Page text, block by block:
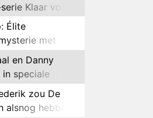
Klaar voor
Élite
met
en Danny
speciale
Tussen de
zou De
alsnog hebben